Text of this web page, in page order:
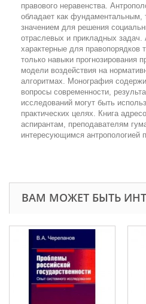
правового неравенства.
обладает как фундаментальным,
значением для решения
отраслевых и прикладных
характерные для правопорядков
только навыки прогнозирования
модели воздействия на
алгоритмах. Монография
вопросы современности,
исследований могут быть
практических целях. Книга
аспирантам, преподавателям
интересующимся антропологией
ВАМ МОЖЕТ БЫТЬ